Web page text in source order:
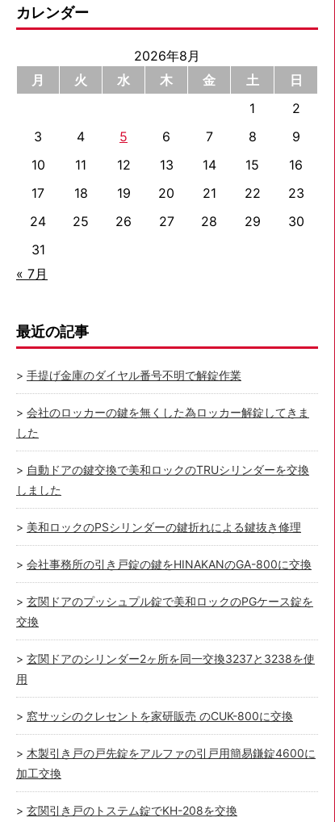
カレンダー
2026年8月
月
火 水 木 金 土
日
1
2
3
4 5 6 7 8
9
10
11 12 13 14 15
16
17
18 19 20 21 22
23
24
25 26 27 28 29
30
31
« 7月
最近の記事
手提げ金庫のダイヤル番号不明で解錠作業
会社のロッカーの鍵を無くした為ロッカー解錠してきま
した
自動ドアの鍵交換で美和ロックのTRUシリンダーを交換
しました
美和ロックのPSシリンダーの鍵折れによる鍵抜き修理
会社事務所の引き戸錠の鍵をHINAKANのGA-800に交換
玄関ドアのプッシュプル錠で美和ロックのPGケース錠を
交換
玄関ドアのシリンダー2ヶ所を同一交換3237と3238を使
用
窓サッシのクレセントを家研販売 のCUK-800に交換
木製引き戸の戸先錠をアルファの引戸用簡易鎌錠4600に
加工交換
玄関引き戸のトステム錠でKH-208を交換